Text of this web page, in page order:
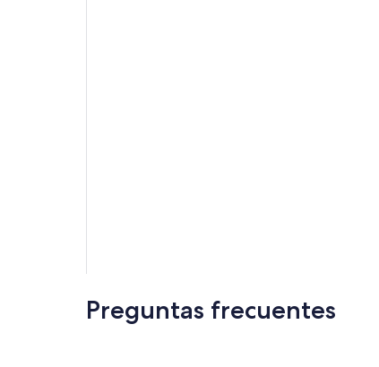
Preguntas frecuentes